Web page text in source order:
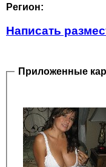
Регион:
Написать
Приложенные